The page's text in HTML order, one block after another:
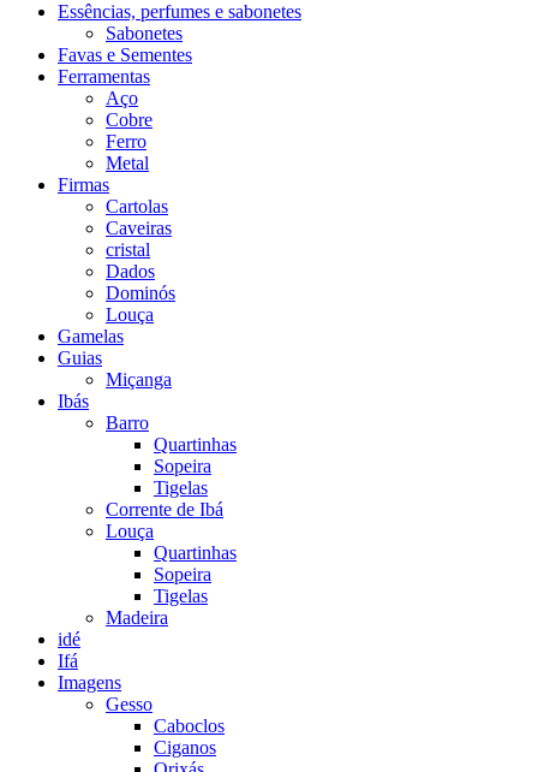
Essências, perfumes e sabonetes
Sabonetes
Favas e Sementes
Ferramentas
Aço
Cobre
Ferro
Metal
Firmas
Cartolas
Caveiras
cristal
Dados
Dominós
Louça
Gamelas
Guias
Miçanga
Ibás
Barro
Quartinhas
Sopeira
Tigelas
Corrente de Ibá
Louça
Quartinhas
Sopeira
Tigelas
Madeira
idé
Ifá
Imagens
Gesso
Caboclos
Ciganos